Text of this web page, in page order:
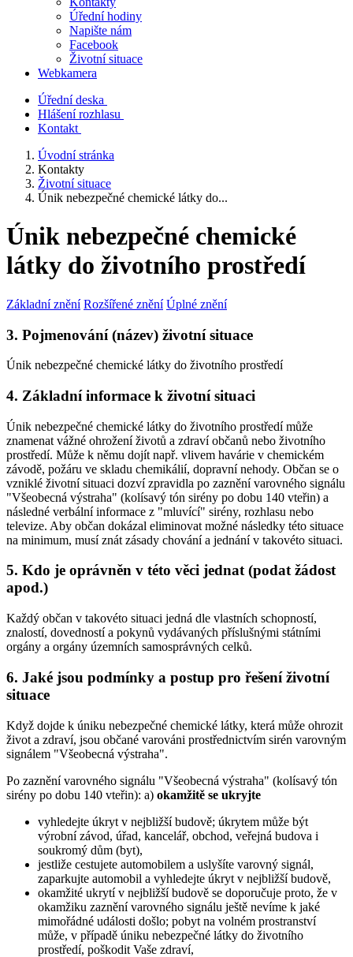
Úřední hodiny
Napište nám
Facebook
Životní situace
Webkamera
Úřední deska
Hlášení rozhlasu
Kontakt
Úvodní stránka
Kontakty
Životní situace
Únik nebezpečné chemické látky do...
Únik nebezpečné chemické
látky do životního prostředí
Základní znění Rozšířené znění Úplné znění
3. Pojmenování (název) životní situace
Únik nebezpečné chemické látky do životního prostředí
4. Základní informace k životní situaci
Únik nebezpečné chemické látky do životního prostředí může
znamenat vážné ohrožení životů a zdraví občanů nebo životního
prostředí. Může k němu dojít např. vlivem havárie v chemickém
závodě, požáru ve skladu chemikálií, dopravní nehody. Občan se o
vzniklé životní situaci dozví zpravidla po zaznění varovného signálu
"Všeobecná výstraha" (kolísavý tón sirény po dobu 140 vteřin) a
následné verbální informace z "mluvící" sirény, rozhlasu nebo
televize. Aby občan dokázal eliminovat možné následky této situace
na minimum, musí znát zásady chování a jednání v takovéto situaci.
5. Kdo je oprávněn v této věci jednat (podat žádost
apod.)
Každý občan v takovéto situaci jedná dle vlastních schopností,
znalostí, dovedností a pokynů vydávaných příslušnými státními
orgány a orgány územních samosprávných celků.
6. Jaké jsou podmínky a postup pro řešení životní
situace
Když dojde k úniku nebezpečné chemické látky, která může ohrozit
život a zdraví, jsou občané varováni prostřednictvím sirén varovným
signálem "Všeobecná výstraha".
Po zaznění varovného signálu "Všeobecná výstraha" (kolísavý tón
sirény po dobu 140 vteřin): a) okamžitě se ukryjte
vyhledejte úkryt v nejbližší budově; úkrytem může být
výrobní závod, úřad, kancelář, obchod, veřejná budova i
soukromý dům (byt),
jestliže cestujete automobilem a uslyšíte varovný signál,
zaparkujte automobil a vyhledejte úkryt v nejbližší budově,
okamžité ukrytí v nejbližší budově se doporučuje proto, že v
okamžiku zaznění varovného signálu ještě nevíme k jaké
mimořádné události došlo; pobyt na volném prostranství
může, v případě úniku nebezpečné látky do životního
prostředí, poškodit Vaše zdraví,